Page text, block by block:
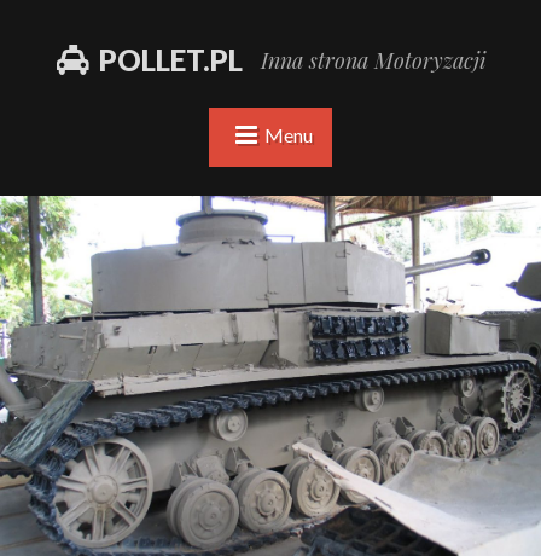
POLLET.PL Inna strona Motoryzacji
Menu